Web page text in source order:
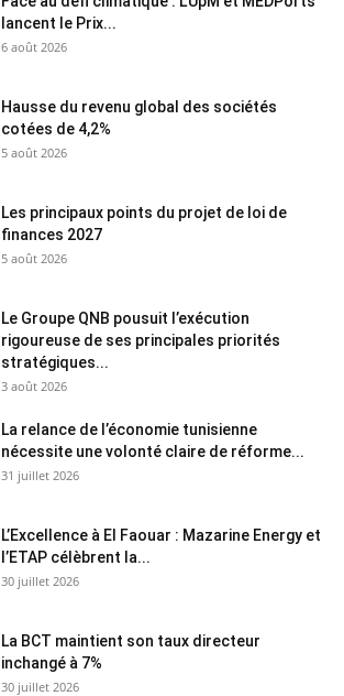
lancent le Prix...
6 août 2026
Hausse du revenu global des sociétés
cotées de 4,2%
5 août 2026
Les principaux points du projet de loi de
finances 2027
5 août 2026
Le Groupe QNB pousuit l’exécution
rigoureuse de ses principales priorités
stratégiques...
3 août 2026
La relance de l’économie tunisienne
nécessite une volonté claire de réforme...
31 juillet 2026
L’Excellence à El Faouar : Mazarine Energy et
l’ETAP célèbrent la...
30 juillet 2026
La BCT maintient son taux directeur
inchangé à 7%
30 juillet 2026